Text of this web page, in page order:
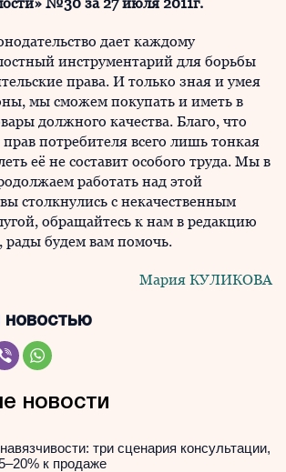
дает каждому
инструментарий для борьбы
права. И только зная и умея
мы сможем покупать и иметь в
должного качества. Благо, что
потребителя всего лишь тонкая
её не составит особого труда. Мы в
работать над этой
столкнулись с некачественным
обращайтесь к нам в редакцию
рады будем вам помочь.
Мария КУЛИКОВА
новостью
новости
три сценария консультации,
к продаже